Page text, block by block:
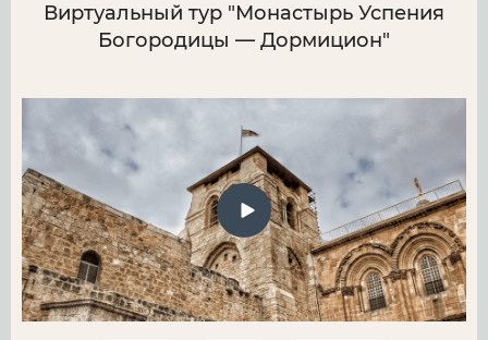
Виртуальный тур "Монастырь Успения
Богородицы — Дормицион"